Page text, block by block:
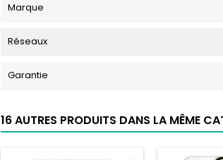
Marque
Réseaux
Garantie
16 AUTRES PRODUITS DANS LA MÊME